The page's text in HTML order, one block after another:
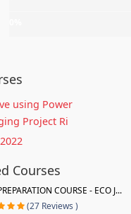
using Power
Project Ri
Courses
COURSE - ECO J...
(27 Reviews )